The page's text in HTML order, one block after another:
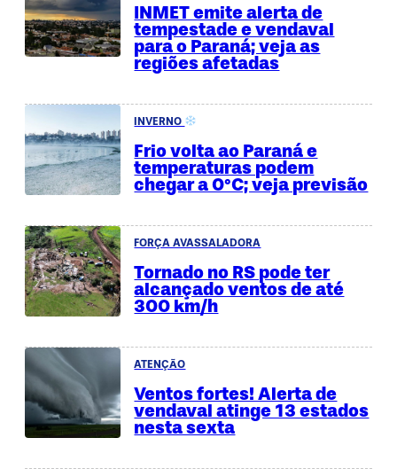
INMET emite alerta de
tempestade e vendaval
para o Paraná; veja as
regiões afetadas
INVERNO
Frio volta ao Paraná e
temperaturas podem
chegar a 0°C; veja previsão
FORÇA AVASSALADORA
Tornado no RS pode ter
alcançado ventos de até
300 km/h
ATENÇÃO
Ventos fortes! Alerta de
vendaval atinge 13 estados
nesta sexta